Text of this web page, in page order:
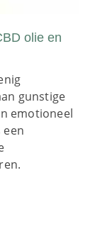
olie en
gunstige
emotioneel